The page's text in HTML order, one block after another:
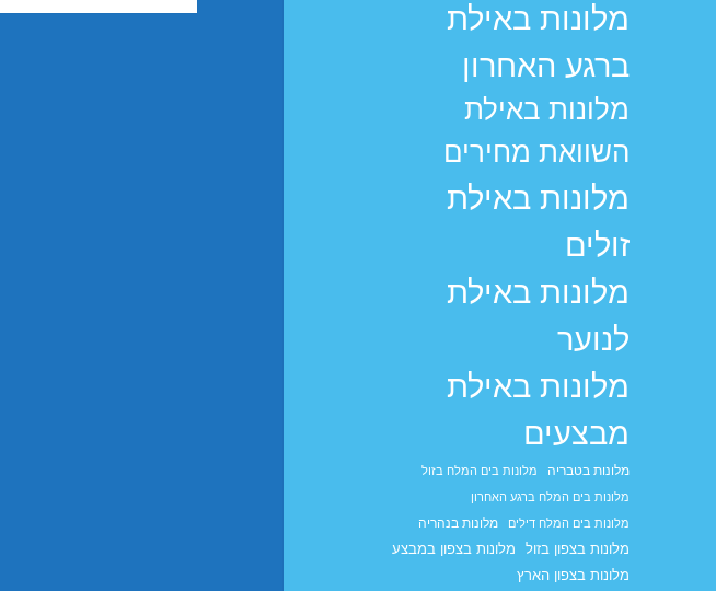
מלונות באילת
ברגע האחרון
מלונות באילת
השוואת מחירים
מלונות באילת
זולים
מלונות באילת
לנוער
מלונות באילת
מבצעים
מלונות בטבריה
מלונות בים המלח בזול
מלונות בים המלח ברגע האחרון
מלונות בים המלח דילים
מלונות בנהריה
מלונות בצפון בזול
מלונות בצפון במבצע
מלונות בצפון הארץ